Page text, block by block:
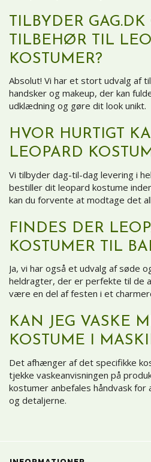
TILBYDER
TILBEHØR TIL
KOSTUMER?
Absolut! Vi har et stort udvalg af
handsker og makeup, der kan
udklædning og gøre dit look unikt.
HVOR HURTIGT
LEOPARD
Vi tilbyder dag-til-dag levering i
bestiller dit leopard kostume
kan du forvente at modtage det
FINDES DER
KOSTUMER TIL
Ja, vi har også et udvalg af søde
heldragter, der er perfekte til de
være en del af festen i et
KAN JEG VASKE
KOSTUME I
Det afhænger af det specifikke
tjekke vaskeanvisningen på
kostumer anbefales håndvask
og detaljerne.